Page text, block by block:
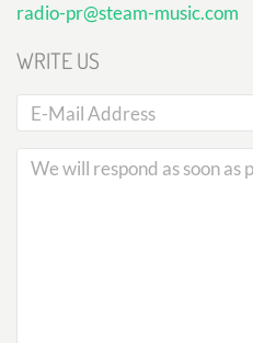
radio-pr@steam-music.com
WRITE US